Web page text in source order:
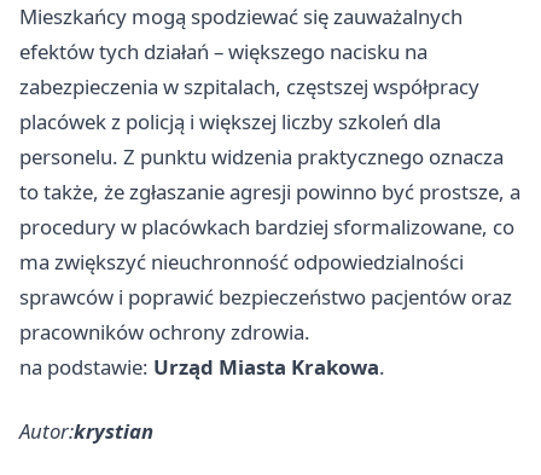
Mieszkańcy mogą spodziewać się zauważalnych
efektów tych działań – większego nacisku na
zabezpieczenia w szpitalach, częstszej współpracy
placówek z policją i większej liczby szkoleń dla
personelu. Z punktu widzenia praktycznego oznacza
to także, że zgłaszanie agresji powinno być prostsze, a
procedury w placówkach bardziej sformalizowane, co
ma zwiększyć nieuchronność odpowiedzialności
sprawców i poprawić bezpieczeństwo pacjentów oraz
pracowników ochrony zdrowia.
na podstawie: Urząd Miasta Krakowa.
Autor:krystian